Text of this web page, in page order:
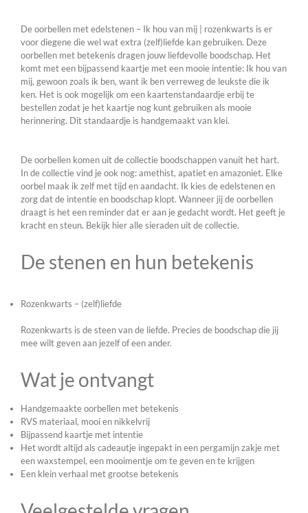
De oorbellen met edelstenen – Ik hou van mij | rozenkwarts is er
voor diegene die wel wat extra (zelf)liefde kan gebruiken. Deze
oorbellen met betekenis dragen jouw liefdevolle boodschap. Het
komt met een bijpassend kaartje met een mooie intentie: Ik hou van
mij, gewoon zoals ik ben, want ik ben verreweg de leukste die ik
ken. Het is ook mogelijk om een kaartenstandaardje erbij te
bestellen zodat je het kaartje nog kunt gebruiken als mooie
herinnering. Dit standaardje is handgemaakt van klei.
De oorbellen komen uit de collectie boodschappen vanuit het hart.
In de collectie vind je ook nog: amethist, apatiet en amazoniet. Elke
oorbel maak ik zelf met tijd en aandacht. Ik kies de edelstenen en
zorg dat de intentie en boodschap klopt. Wanneer jij de oorbellen
draagt is het een reminder dat er aan je gedacht wordt. Het geeft je
kracht en steun. Bekijk hier alle sieraden uit de collectie.
De stenen en hun betekenis
Rozenkwarts – (zelf)liefde
Rozenkwarts is de steen van de liefde. Precies de boodschap die jij
mee wilt geven aan jezelf of een ander.
Wat je ontvangt
Handgemaakte oorbellen met betekenis
RVS materiaal, mooi en nikkelvrij
Bijpassend kaartje met intentie
Het wordt altijd als cadeautje ingepakt in een pergamijn zakje met
een waxstempel, een mooimentje om te geven en te krijgen
Een klein verhaal met grootse betekenis